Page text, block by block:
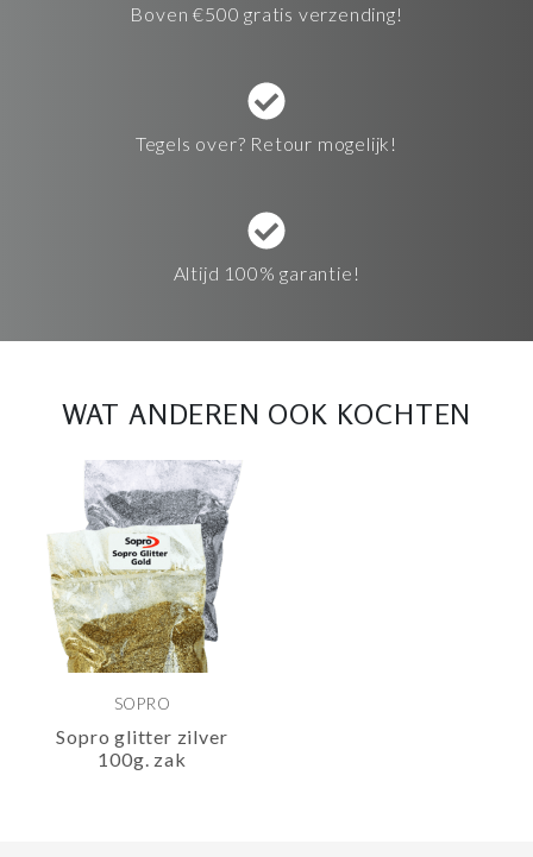
Boven €500 gratis verzending!
Tegels over? Retour mogelijk!
Altijd 100% garantie!
WAT ANDEREN OOK KOCHTEN
SOPRO
Sopro glitter zilver
100g. zak